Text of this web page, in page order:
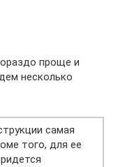
проще и
несколько
самая
того, для ее